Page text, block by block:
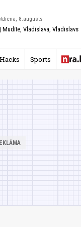
8.augusts
Mudīte, Vladislava, Vladislavs
Sports